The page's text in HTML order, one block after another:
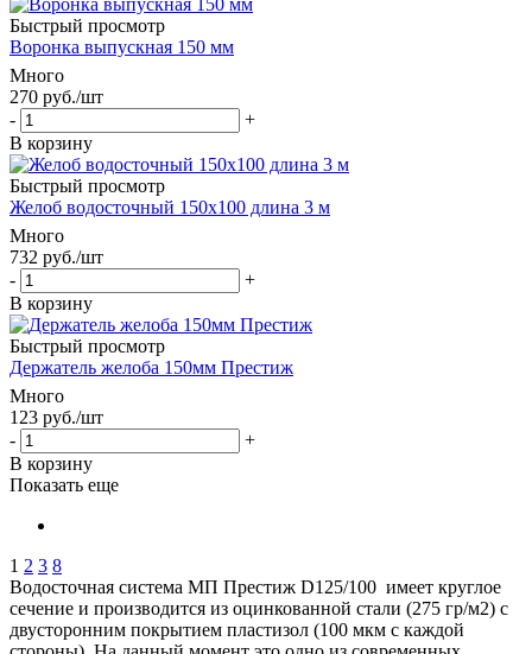
Быстрый просмотр
Воронка выпускная 150 мм
Много
270 руб./шт
-
+
В корзину
Быстрый просмотр
Желоб водосточный 150х100 длина 3 м
Много
732 руб./шт
-
+
В корзину
Быстрый просмотр
Держатель желоба 150мм Престиж
Много
123 руб./шт
-
+
В корзину
Показать еще
1 2 3 8
Водосточная система МП Престиж D125/100 имеет круглое
сечение и производится из оцинкованной стали (275 гр/м2) с
двусторонним покрытием пластизол (100 мкм с каждой